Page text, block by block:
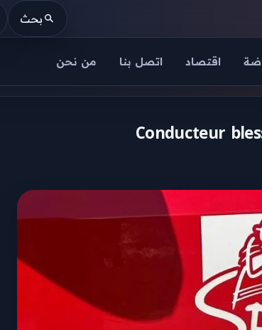
بحث
اقتصاد اتصل بنا من نحن
Conducteur